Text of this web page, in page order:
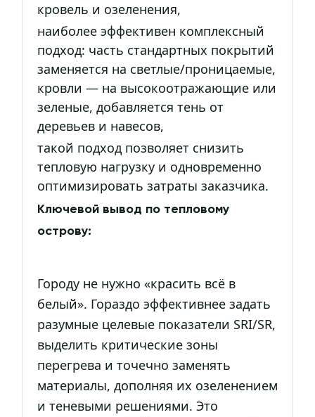
кровель и озеленения,
наиболее эффективен комплексный
подход: часть стандартных покрытий
заменяется на светлые/проницаемые,
кровли — на высокоотражающие или
зеленые, добавляется тень от
деревьев и навесов,
такой подход позволяет снизить
тепловую нагрузку и одновременно
оптимизировать затраты заказчика.
Ключевой вывод по тепловому
острову:
Городу не нужно «красить всё в
белый». Гораздо эффективнее задать
разумные целевые показатели SRI/SR,
выделить критические зоны
перегрева и точечно заменять
материалы, дополняя их озеленением
и теневыми решениями. Это